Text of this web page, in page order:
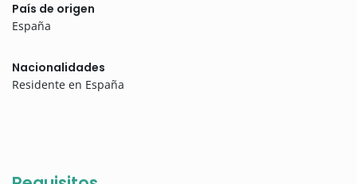
País de origen
España
Nacionalidades
Residente en España